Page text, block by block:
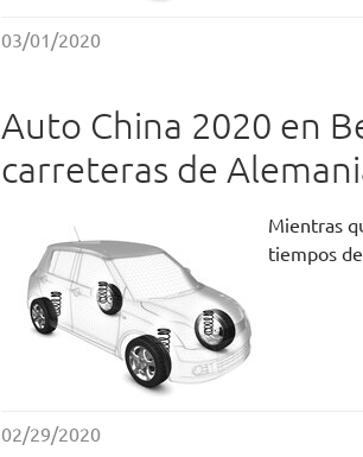
03/01/2020
Auto China 2020 en
carreteras de
Mientras
tiempos
02/29/2020